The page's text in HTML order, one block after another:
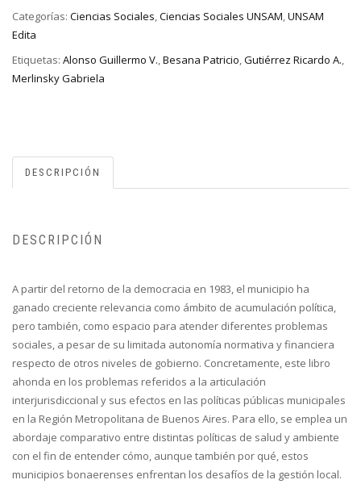
Categorías: Ciencias Sociales,Ciencias Sociales UNSAM,UNSAM
Edita
Etiquetas: Alonso Guillermo V.,Besana Patricio,Gutiérrez Ricardo A.,
Merlinsky Gabriela
DESCRIPCIÓN
DESCRIPCIÓN
A partir del retorno de la democracia en 1983, el municipio ha
ganado creciente relevancia como ámbito de acumulación política,
pero también, como espacio para atender diferentes problemas
sociales, a pesar de su limitada autonomía normativa y financiera
respecto de otros niveles de gobierno. Concretamente, este libro
ahonda en los problemas referidos a la articulación
interjurisdiccional y sus efectos en las políticas públicas municipales
en la Región Metropolitana de Buenos Aires. Para ello, se emplea un
abordaje comparativo entre distintas políticas de salud y ambiente
con el fin de entender cómo, aunque también por qué, estos
municipios bonaerenses enfrentan los desafíos de la gestión local.